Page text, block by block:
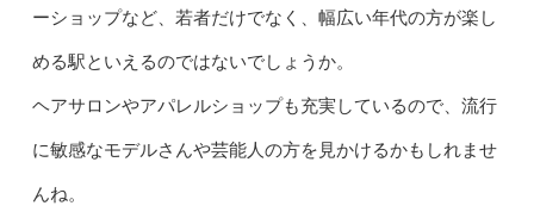
ーショップなど、若者だけでなく、幅広い年代の方が楽し
める駅といえるのではないでしょうか。
ヘアサロンやアパレルショップも充実しているので、流行
に敏感なモデルさんや芸能人の方を見かけるかもしれませ
んね。